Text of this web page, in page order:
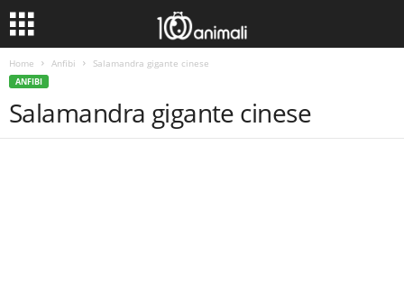
Home Anfibi Salamandra gigante cinese
ANFIBI
Salamandra gigante cinese